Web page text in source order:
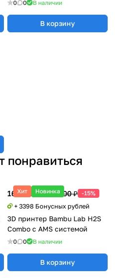
0 0 В наличии
В корзину
понравиться
Хит Новинка
169 900 ₽199 500 ₽ -15%
+ 3398 Бонусных рублей
3D принтер Bambu Lab H2S
Combo с AMS системой
0 0 В наличии
В корзину